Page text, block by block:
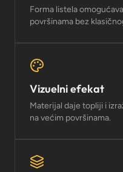
Forma listela
površinama bez
Vizuelni efekat
Materijal daje topliji i
na većim površinama.